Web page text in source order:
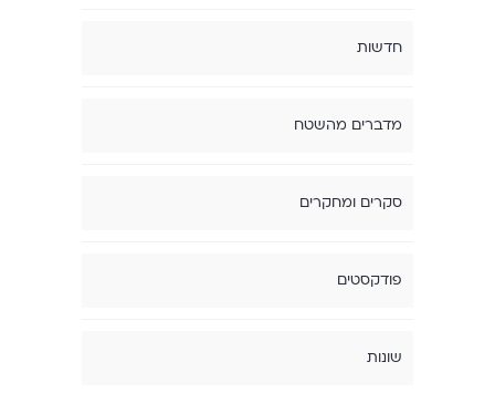
חדשות
מדברים מהשטח
סקרים ומחקרים
פודקסטים
שונות